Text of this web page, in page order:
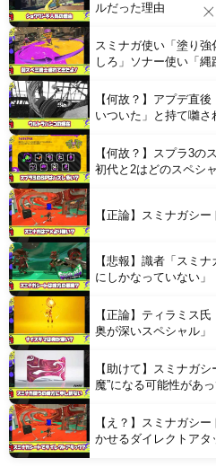
Powered by livedoor 相互RSS
ルだった理由
スミナガ使い「塗り
しろ」ソナー使い「縄
【何故？】アプデ直
いついた」と持て囃
【何故？】スプラ3の
初代と2はどのスペシ
【正論】スミナガシ
【悲報】識者「スミ
にしかなっていない」
【正論】ティラミス
奥が深いスペシャル」
【助けて】スミナガ
魔”になる可能性があ
【え？】スミナガシ
かせるダイレクトア